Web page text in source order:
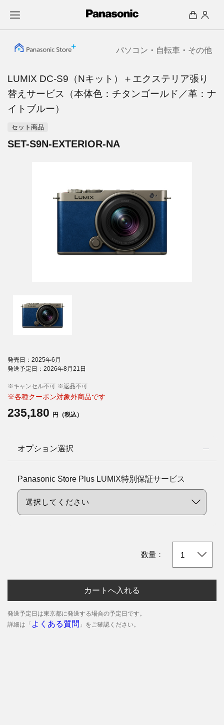
パソコン ・ 自転車 ・ その他
LUMIX DC-S9（Nキット）＋エクステリア張り
替えサービス（本体色：チタンゴールド／革：ナ
イトブルー）
セット商品
SET-S9N-EXTERIOR-NA
発売日：2025年6月
発送予定日：2026年8月21日
※キャンセル不可 ※返品不可
※各種クーポン対象外商品です
235,180 円（税込）
オプション選択
Panasonic Store Plus LUMIX特別保証サービス
数量：
カートへ入れる
発送予定日は東京都に発送する場合の予定日です。
詳細は「 よくある質問 」をご確認ください。